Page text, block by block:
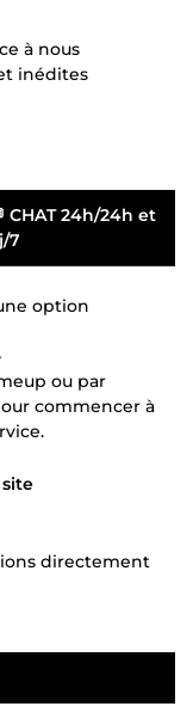
à nous
inédites
CHAT 24h/24h et
7
option
ou par
commencer à
directement